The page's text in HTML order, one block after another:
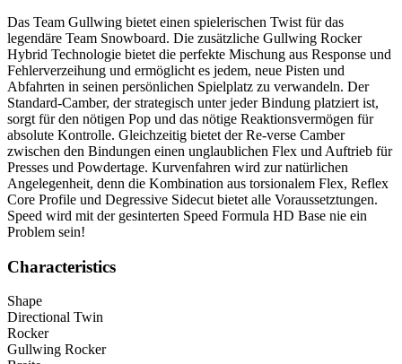
Das Team Gullwing bietet einen spielerischen Twist für das
legendäre Team Snowboard. Die zusätzliche Gullwing Rocker
Hybrid Technologie bietet die perfekte Mischung aus Response und
Fehlerverzeihung und ermöglicht es jedem, neue Pisten und
Abfahrten in seinen persönlichen Spielplatz zu verwandeln. Der
Standard-Camber, der strategisch unter jeder Bindung platziert ist,
sorgt für den nötigen Pop und das nötige Reaktionsvermögen für
absolute Kontrolle. Gleichzeitig bietet der Re-verse Camber
zwischen den Bindungen einen unglaublichen Flex und Auftrieb für
Presses und Powdertage. Kurvenfahren wird zur natürlichen
Angelegenheit, denn die Kombination aus torsionalem Flex, Reflex
Core Profile und Degressive Sidecut bietet alle Voraussetztungen.
Speed wird mit der gesinterten Speed Formula HD Base nie ein
Problem sein!
Characteristics
Shape
Directional Twin
Rocker
Gullwing Rocker